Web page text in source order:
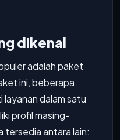
dikenal
adalah paket
ini, beberapa
dalam satu
profil masing-
tersedia antara lain: